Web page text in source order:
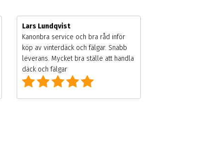
Lars Lundqvist
Kanonbra service och bra råd inför
köp av vinterdäck och fälgar. Snabb
leverans. Mycket bra ställe att handla
däck och fälgar